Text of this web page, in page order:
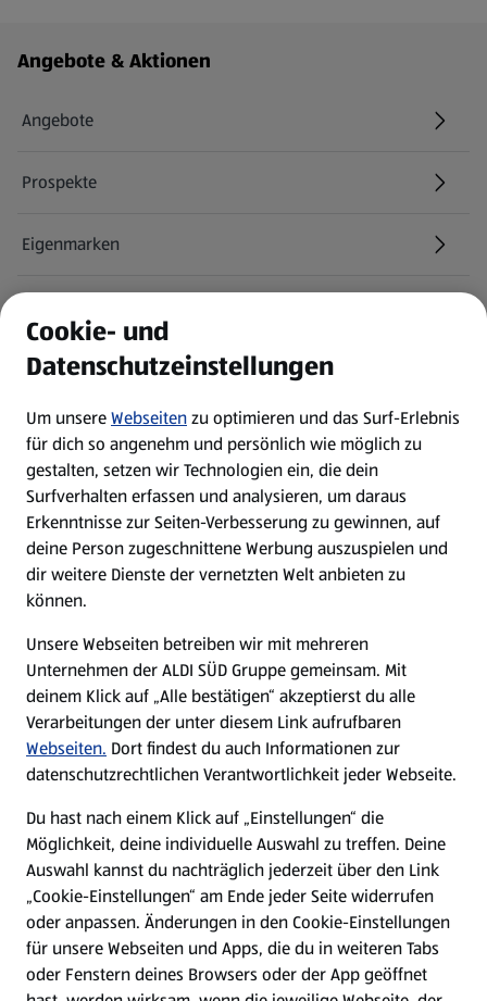
Fußzeilenmenü - weitere Links
Angebote & Aktionen
Angebote
Prospekte
Eigenmarken
Newsletter
WhatsApp
Über ALDI SÜD
Filialen
Nachhaltigkeit
Karriere
Presse
Hilfe & Kontakt
(öffnet in einem neuen Tab)
Unternehmen
Cookie- und
Datenschutzeinstellungen
Um unsereWebseitenzu optimieren und das Surf-Erlebnis
für dich so angenehm und persönlich wie möglich zu
gestalten, setzen wir Technologien ein, die dein
Surfverhalten erfassen und analysieren, um daraus
Erkenntnisse zur Seiten-Verbesserung zu gewinnen, auf
deine Person zugeschnittene Werbung auszuspielen und
dir weitere Dienste der vernetzten Welt anbieten zu
können.
Unsere Webseiten betreiben wir mit mehreren
Unternehmen der ALDI SÜD Gruppe gemeinsam. Mit
deinem Klick auf „Alle bestätigen“ akzeptierst du alle
Verarbeitungen der unter diesem Link aufrufbaren
Webseiten. Dort findest du auch Informationen zur
datenschutzrechtlichen Verantwortlichkeit jeder Webseite.
Du hast nach einem Klick auf „Einstellungen“ die
Möglichkeit, deine individuelle Auswahl zu treffen. Deine
Auswahl kannst du nachträglich jederzeit über den Link
„Cookie-Einstellungen“ am Ende jeder Seite widerrufen
oder anpassen. Änderungen in den Cookie-Einstellungen
für unsere Webseiten und Apps, die du in weiteren Tabs
oder Fenstern deines Browsers oder der App geöffnet